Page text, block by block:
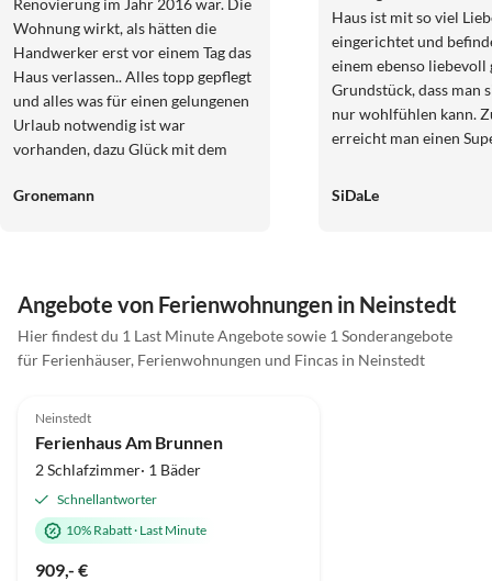
Renovierung im Jahr 2016 war. Die
Wohnung wirkt, als hätten die
Handwerker erst vor einem Tag das
Haus verlassen.. Alles topp gepflegt
und alles was für einen gelungenen
Urlaub notwendig ist war
vorhanden, dazu Glück mit dem
der Umgebung. Sehr zu empfehlen.
Gronemann
Haus ist mit so viel
eingerichtet und
einem ebenso liebevoll
Grundstück, dass man
nur wohlfühlen kann.
erreicht man einen
Spaziergänge,
SiDaLe
Angebote von Ferienwohnungen in Neinstedt
Hier findest du 1 Last Minute Angebote sowie 1 Sonderangebote
für Ferienhäuser, Ferienwohnungen und Fincas in Neinstedt
Virtuelle
Tour
Super-Gastgeber
Neinstedt
Ferienhaus Am Brunnen
2 Schlafzimmer· 1 Bäder
Schnellantworter
10% Rabatt· Last Minute
909,- €